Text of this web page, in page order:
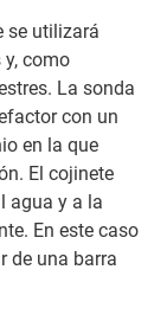
se utilizará
y, como
La sonda
con un
en la que
El cojinete
agua y a la
En este caso
de una barra